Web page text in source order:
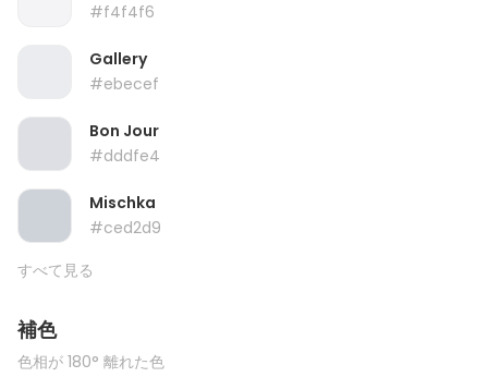
#f4f4f6
Gallery
#ebecef
Bon Jour
#dddfe4
Mischka
#ced2d9
すべて見る
補色
色相が 180° 離れた色